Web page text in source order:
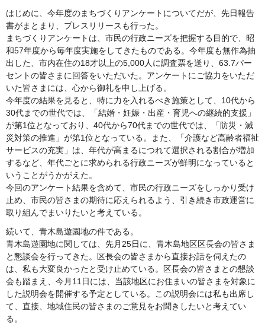
はじめに、今年度のまちづくりアンケートについてだが、先日報告
書がまとまり、プレスリリースも行った。
まちづくりアンケートは、市民の行政ニーズを把握する目的で、昭
和57年度から毎年度実施をしてきたものである。今年度も無作為抽
出した、市内在住の18才以上の5,000人に調査票を送り、63.7パー
セントの皆さまに回答をいただいた。アンケートにご協力をいただ
いた皆さまには、心から御礼を申し上げる。
今年度の結果を見ると、特に力を入れるべき施策として、10代から
30代までの世代では、「結婚・妊娠・出産・育児への継続的支援」
が第1位となっており、40代から70代までの世代では、「防災・減
災対策の推進」が第1位となっている。また、「介護など高齢者福祉
サービスの充実」は、年代が高まるにつれて選択される割合が増加
するなど、年代ごとに求められる行政ニーズが鮮明になっていると
いうことがうかがえた。
今回のアンケート結果を含めて、市民の行政ニーズをしっかり受け
止め、市民の皆さまの期待に応えられるよう、引き続き市政運営に
取り組んでまいりたいと考えている。
続いて、青木島遊園地の件である。
青木島遊園地に関しては、先月25日に、青木島地区区長会の皆さま
と懇談会を行ってきた。区長会の皆さまから直接お話を伺えたの
は、私も大変良かったと受け止めている。区長会の皆さまとの懇談
会も踏まえ、今月11日には、当該地区にお住まいの皆さまを対象に
した説明会を開催する予定としている。この説明会には私も出席し
て、直接、地域住民の皆さまのご意見をお聞きしたいと考えてい
る。